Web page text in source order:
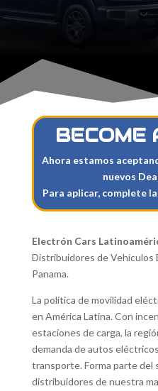
BECOME
Ahora estamos
nuevos
Para aplicar, complete
Electrón Cars
Distribuidores de Vehículos
Panama.
La política de movilidad
en América Latina. Con
estaciones de carga, la
demanda de autos
transporte. Forma parte del
distribuidores de nuestra